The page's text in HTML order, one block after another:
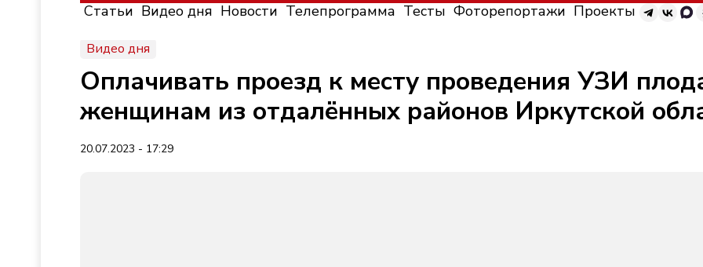
Статьи Видео дня Новости Телепрограмма Тесты Фоторепортажи Проекты
Видео дня
Оплачивать проезд к месту проведения УЗИ
женщинам из отдалённых районов Иркутской
20.07.2023 - 17:29